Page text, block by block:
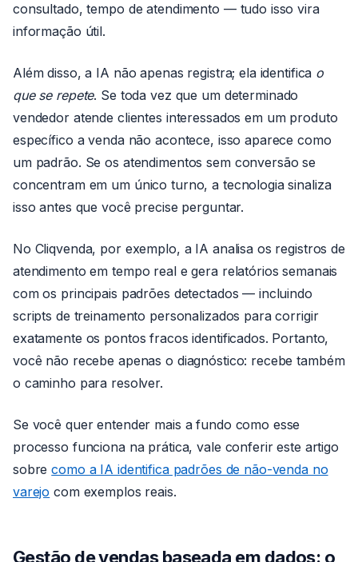
consultado, tempo de atendimento — tudo isso vira
informação útil.
Além disso, a IA não apenas registra; ela identifica o
que se repete. Se toda vez que um determinado
vendedor atende clientes interessados em um produto
específico a venda não acontece, isso aparece como
um padrão. Se os atendimentos sem conversão se
concentram em um único turno, a tecnologia sinaliza
isso antes que você precise perguntar.
No Cliqvenda, por exemplo, a IA analisa os registros de
atendimento em tempo real e gera relatórios semanais
com os principais padrões detectados — incluindo
scripts de treinamento personalizados para corrigir
exatamente os pontos fracos identificados. Portanto,
você não recebe apenas o diagnóstico: recebe também
o caminho para resolver.
Se você quer entender mais a fundo como esse
processo funciona na prática, vale conferir este artigo
sobrecomo a IA identifica padrões de não-venda no
varejo com exemplos reais.
Gestão de vendas baseada em dados: o